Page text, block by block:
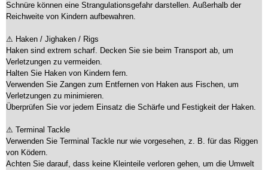
Schnüre können eine Strangulationsgefahr darstellen. Außerhalb der
Reichweite von Kindern aufbewahren.
⚠ Haken / Jighaken / Rigs
Haken sind extrem scharf. Decken Sie sie beim Transport ab, um
Verletzungen zu vermeiden.
Halten Sie Haken von Kindern fern.
Verwenden Sie Zangen zum Entfernen von Haken aus Fischen, um
Verletzungen zu minimieren.
Überprüfen Sie vor jedem Einsatz die Schärfe und Festigkeit der Haken.
⚠ Terminal Tackle
Verwenden Sie Terminal Tackle nur wie vorgesehen, z. B. für das Riggen
von Ködern.
Achten Sie darauf, dass keine Kleinteile verloren gehen, um die Umwelt